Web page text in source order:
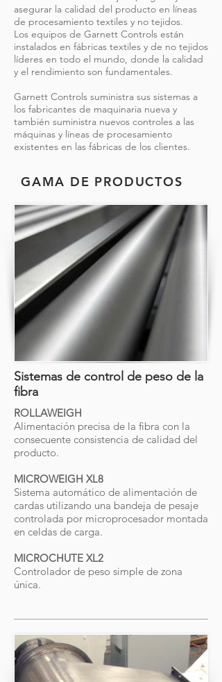
asegurar la calidad del producto en líneas
de procesamiento textiles y no tejidos.
Los equipos de Garnett Controls están
instalados en fábricas textiles y de no tejidos
líderes en todo el mundo, donde la calidad
y el rendimiento son fundamentales.
Garnett Controls suministra sus sistemas a
los fabricantes de maquinaria nueva y
también suministra nuevos controles a las
máquinas y líneas de procesamiento
existentes en las fábricas de los clientes.
GAMA DE PRODUCTOS
Sistemas de control de peso de la
fibra
ROLLAWEIGH
Alimentación precisa de la fibra con la
consecuente consistencia de calidad del
producto.
MICROWEIGH XL8
Sistema automático de alimentación de
cardas utilizando una bandeja de pesaje
controlada por microprocesador montada
en celdas de carga.
MICROCHUTE XL2
Controlador de peso simple de zona
única.